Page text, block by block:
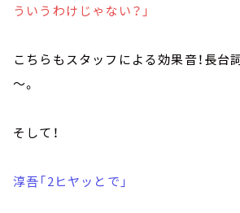
ういうわけじゃない？」
こちらもスタッフによる効果音！長台
～。
そして！
淳吾「2ヒヤッとで」